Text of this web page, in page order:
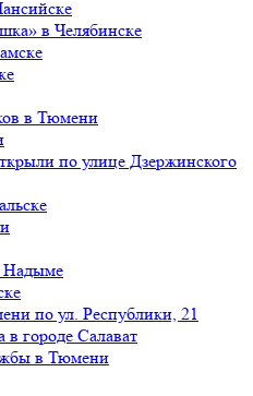
в Челябинске
в Тюмени
по улице Дзержинского
Надыме
по ул. Республики, 21
городе Салават
в Тюмени